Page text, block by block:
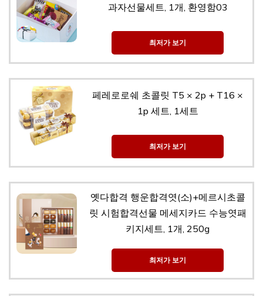
과자선물세트, 1개, 환영함03
최저가 보기
페레로로쉐 초콜릿 T5 × 2p + T16 ×
1p 세트, 1세트
최저가 보기
옛다합격 행운합격엿(소)+메르시초콜
릿 시험합격선물 메세지카드 수능엿패
키지세트, 1개, 250g
최저가 보기